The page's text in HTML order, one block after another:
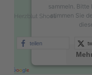
sammeln. Bitte
stimmen Sie
Herzblut Shoes
teilen